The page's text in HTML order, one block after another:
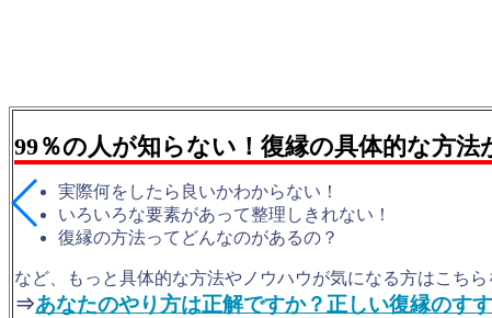
99％の人が知らない！復縁の具体的な方法
実際何をしたら良いかわからない！
いろいろな要素があって整理しきれない！
復縁の方法ってどんなのがあるの？
など、もっと具体的な方法やノウハウが気になる方はこちら
⇒あなたのやり方は正解ですか？正しい復縁のす